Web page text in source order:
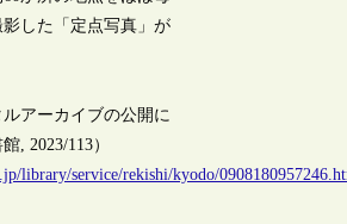
した「定点写真」が
アーカイブの公開に
, 2023/113）
library/service/rekishi/kyodo/